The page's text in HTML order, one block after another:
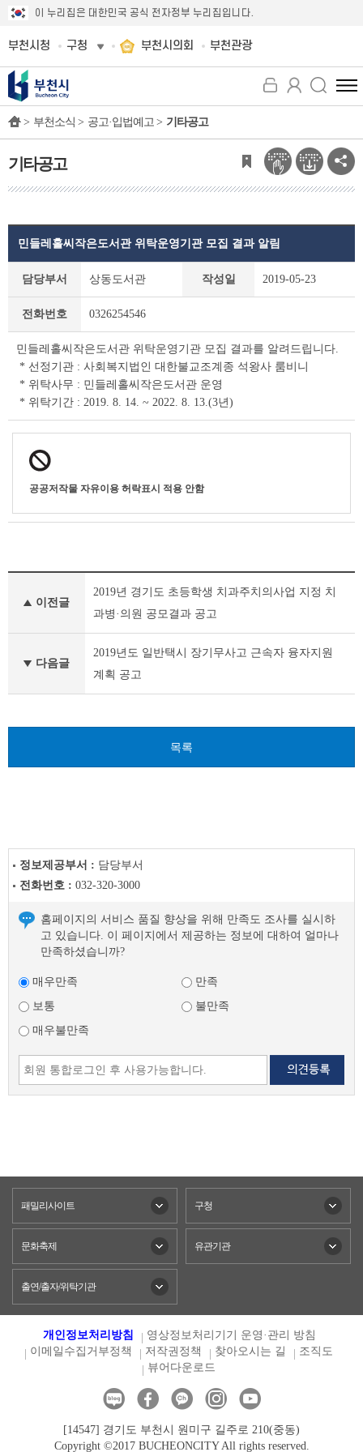
이 누리집은 대한민국 공식 전자정부 누리집입니다.
부천시청 구청 부천시의회 부천관광
전
체
뉴
보
기
> 부천소식 > 공고·입법예고 > 기타공고
기타공고
상
세
이
블
민들레홀씨작은도서관 위탁운영기관 모집 결과 알림
담당부서 상동도서관 작성일 2019-05-23
전화번호 0326254546
민들레홀씨작은도서관 위탁운영기관 모집 결과를 알려드립니다.
* 선정기관 : 사회복지법인 대한불교조계종 석왕사 룸비니
* 위탁사무 : 민들레홀씨작은도서관 운영
* 위탁기간 : 2019. 8. 14. ~ 2022. 8. 13.(3년)
공공저작물 자유이용 허락표시 적용 안함
다
글
이전글
2019년 경기도 초등학생 치과주치의사업 지정 치
과병·의원 공모결과 공고
다음글
2019년도 일반택시 장기무사고 근속자 융자지원
계획 공고
목록
정보제공부서 : 담당부서
전화번호 : 032-320-3000
홈페이지의 서비스 품질 향상을 위해 만족도 조사를 실시하
고 있습니다. 이 페이지에서 제공하는 정보에 대하여 얼마나
만족하셨습니까?
매우만족
만족
보통
불만족
매우불만족
패밀리사이트 구청
문화축제 유관기관
출연/출자/위탁기관
개인정보처리방침
영상정보처리기기 운영·관리 방침
이메일수집거부정책
저작권정책 찾아오시는 길
조직도
뷰어다운로드
[14547] 경기도 부천시 원미구 길주로 210(중동)
Copyright ©2017 BUCHEONCITY All rights reserved.